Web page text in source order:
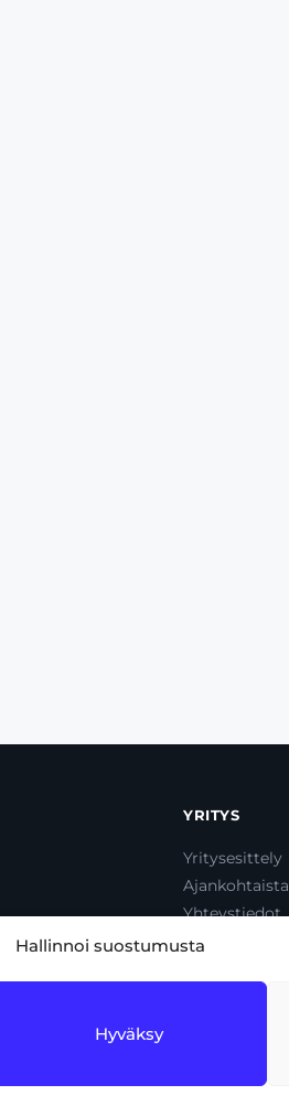
Hallinnoi suostumusta
Hyväksy
YRITYS
Yritysesittely
Ajankohtaista
Yhteystiedot